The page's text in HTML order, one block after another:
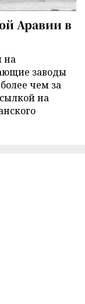
Аравии в
на
заводы
чем за
на